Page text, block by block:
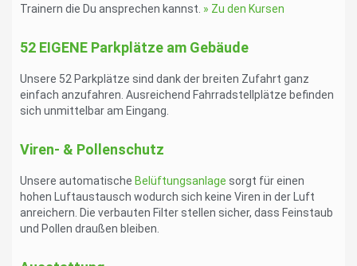
Trainern die Du ansprechen kannst. » Zu den Kursen
52 EIGENE Parkplätze am Gebäude
Unsere 52 Parkplätze sind dank der breiten Zufahrt ganz
einfach anzufahren. Ausreichend Fahrradstellplätze befinden
sich unmittelbar am Eingang.
Viren- & Pollenschutz
Unsere automatische Belüftungsanlage sorgt für einen
hohen Luftaustausch wodurch sich keine Viren in der Luft
anreichern. Die verbauten Filter stellen sicher, dass Feinstaub
und Pollen draußen bleiben.